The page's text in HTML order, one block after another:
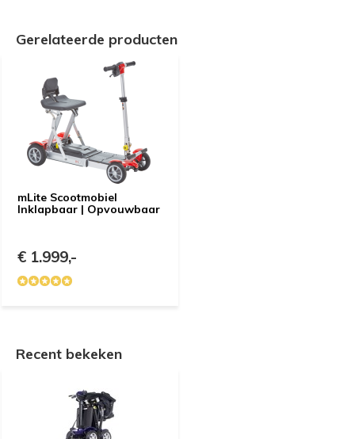
Gerelateerde producten
mLite Scootmobiel
Inklapbaar | Opvouwbaar
€ 1.999,-
Recent bekeken